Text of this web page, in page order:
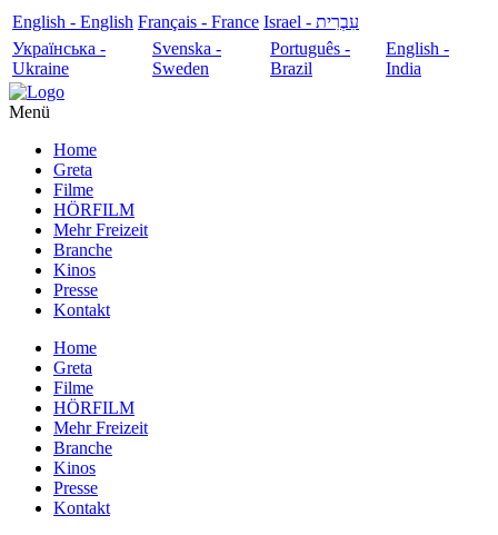
English - English Français - France
עִבְרִית - Israel
Українська -
Ukraine
Svenska -
Sweden
Português -
Brazil
English -
India
Menü
Home
Greta
Filme
HÖRFILM
Mehr Freizeit
Branche
Kinos
Presse
Kontakt
Home
Greta
Filme
HÖRFILM
Mehr Freizeit
Branche
Kinos
Presse
Kontakt